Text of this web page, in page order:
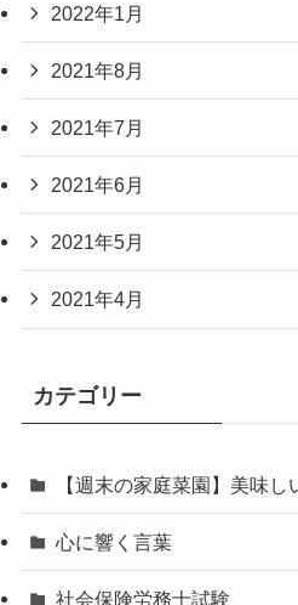
2022年1月
2021年8月
2021年7月
2021年6月
2021年5月
2021年4月
カテゴリー
【週末の家庭菜園】美味
心に響く言葉
社会保険労務士試験